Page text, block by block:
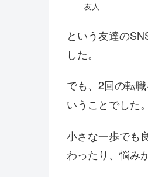
友人
という友達の
した。
でも、2回の転職
いうことでした。
小さな一歩でも
わったり、悩み